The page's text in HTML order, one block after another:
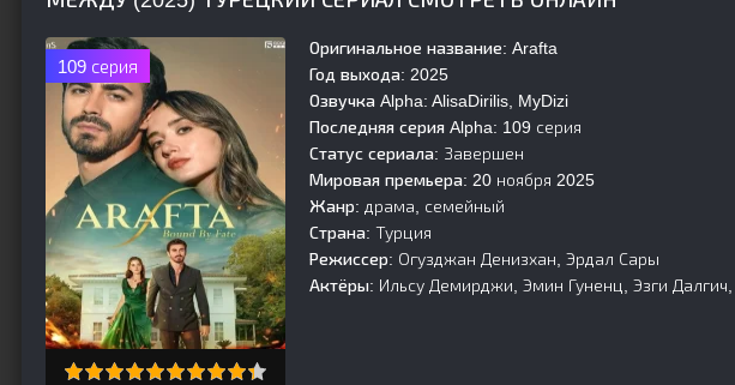
109 серия
Оригинальное название: Arafta
Год выхода: 2025
Озвучка Alpha: AlisaDirilis, MyDizi
Последняя серия Alpha: 109 серия
Статус сериала: Завершен
Мировая премьера: 20 ноября 2025
Жанр: драма, семейный
Страна: Турция
Режиссер: Огузджан Денизхан, Эрдал Сары
Актёры: Ильсу Демирджи, Эмин Гуненц, Эзги